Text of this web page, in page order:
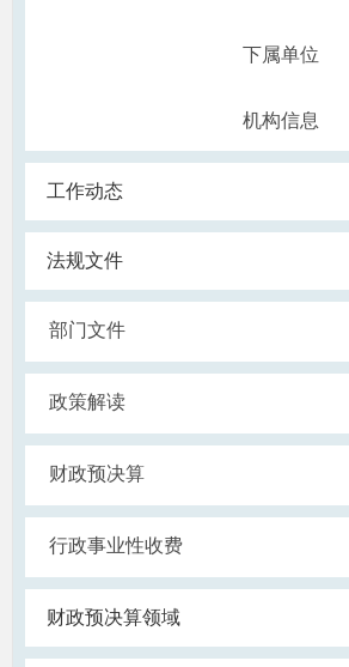
下属单位
机构信息
工作动态
法规文件
部门文件
政策解读
财政预决算
行政事业性收费
财政预决算领域